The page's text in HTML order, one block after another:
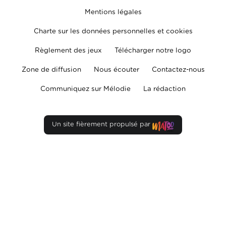
Mentions légales
Charte sur les données personnelles et cookies
Règlement des jeux Télécharger notre logo
Zone de diffusion Nous écouter Contactez-nous
Communiquez sur Mélodie La rédaction
Un site fièrement propulsé par